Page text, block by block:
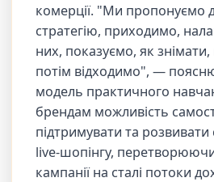
комерції. "Ми пропонуємо
стратегію, приходимо,
них, показуємо, як
потім відходимо", —
модель практичного
брендам можливість
підтримувати та розвивати
live-шопінгу,
кампанії на сталі потоки